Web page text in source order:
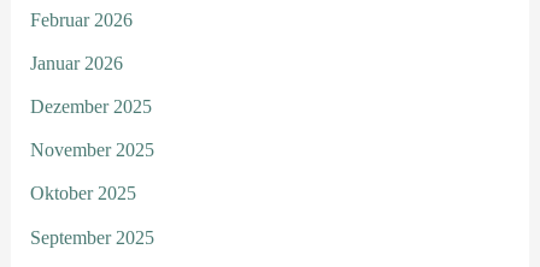
Februar 2026
Januar 2026
Dezember 2025
November 2025
Oktober 2025
September 2025